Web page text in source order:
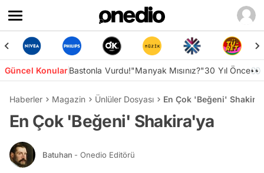
Güncel KonularBastonla Vurdu!"Manyak Mısınız?"30 Yıl Önce👀
Haberler Magazin Ünlüler Dosyası En Çok 'Beğeni'
En Çok 'Beğeni' Shakira'ya
Batuhan - Onedio Editörü